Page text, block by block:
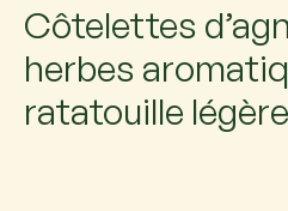
Côtelettes
herbes
ratatouille